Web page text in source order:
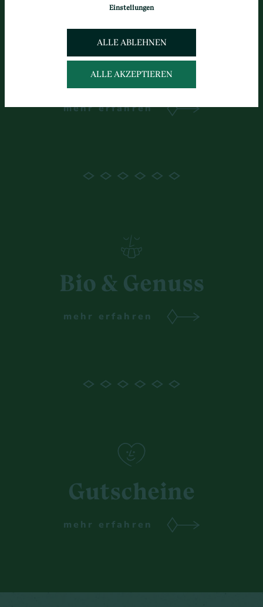
Unsere Angebote
mehr erfahren
Bio & Genuss
mehr erfahren
Gutscheine
mehr erfahren
Einstellungen
ALLE ABLEHNEN
ALLE AKZEPTIEREN